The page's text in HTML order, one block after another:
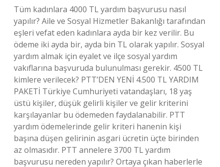
Tüm kadınlara 4000 TL yardım başvurusu nasıl
yapılır? Aile ve Sosyal Hizmetler Bakanlığı tarafından
eşleri vefat eden kadınlara ayda bir kez verilir. Bu
ödeme iki ayda bir, ayda bin TL olarak yapılır. Sosyal
yardım almak için eyalet ve ilçe sosyal yardım
vakıflarına başvuruda bulunulması gerekir. 4500 TL
kimlere verilecek? PTT’DEN YENİ 4.500 TL YARDIM
PAKETİ Türkiye Cumhuriyeti vatandaşları, 18 yaş
üstü kişiler, düşük gelirli kişiler ve gelir kriterini
karşılayanlar bu ödemeden faydalanabilir. PTT
yardım ödemelerinde gelir kriteri hanenin kişi
başına düşen gelirinin asgari ücretin üçte birinden
az olmasıdır. PTT annelere 3700 TL yardım
başvurusu nereden yapılır? Ortaya çıkan haberlerle